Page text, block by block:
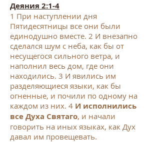
Деяния 2:1-4
1 При наступлении дня
Пятидесятницы все они были
единодушно вместе. 2 И внезапно
сделался шум с неба, как бы от
несущегося сильного ветра, и
наполнил весь дом, где они
находились. 3 И явились им
разделяющиеся языки, как бы
огненные, и почили по одному на
каждом из них. 4 И исполнились
все Духа Святаго, и начали
говорить на иных языках, как Дух
давал им провещевать.